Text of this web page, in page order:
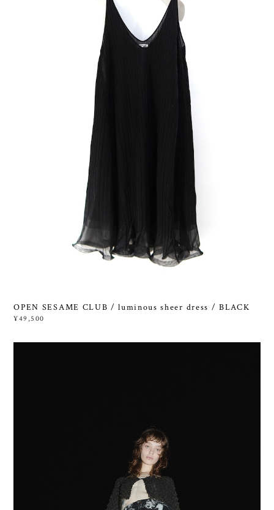
OPEN SESAME CLUB / luminous sheer dress / BLACK
¥49,500